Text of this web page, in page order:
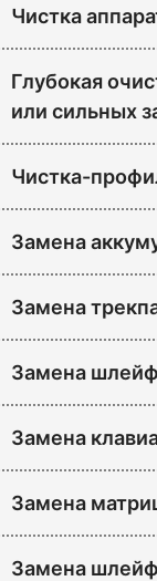
Чистка
Глубокая
или сильных
Чистка-
Замена
Замена
Замена
Замена
Замена
Замена